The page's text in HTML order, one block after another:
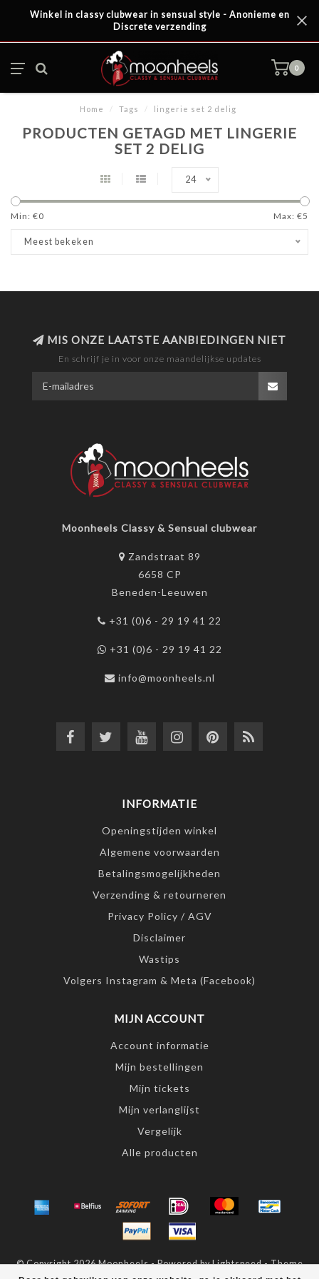
Winkel in classy clubwear in sensual style - Anonieme en
Discrete verzending
0
Home / Tags / lingerie set 2 delig
PRODUCTEN GETAGD MET LINGERIE
SET 2 DELIG
24
Min: €0 Max: €5
Meest bekeken
MIS ONZE LAATSTE AANBIEDINGEN NIET
En schrijf je in voor onze maandelijkse updates
Moonheels Classy & Sensual clubwear
Zandstraat 89
6658 CP
Beneden-Leeuwen
+31 (0)6 - 29 19 41 22
+31 (0)6 - 29 19 41 22
info@moonheels.nl
INFORMATIE
Openingstijden winkel
Algemene voorwaarden
Betalingsmogelijkheden
Verzending & retourneren
Privacy Policy / AGV
Disclaimer
Wastips
Volgers Instagram & Meta (Facebook)
MIJN ACCOUNT
Account informatie
Mijn bestellingen
Mijn tickets
Mijn verlanglijst
Vergelijk
Alle producten
© Copyright 2026 Moonheels - Powered byLightspeed- Theme